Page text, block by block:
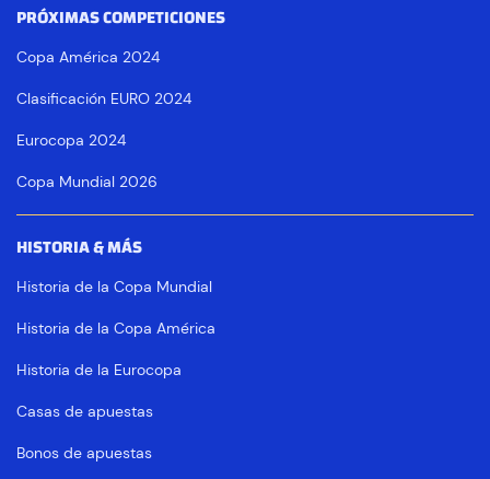
PRÓXIMAS COMPETICIONES
Copa América 2024
Clasificación EURO 2024
Eurocopa 2024
Copa Mundial 2026
HISTORIA & MÁS
Historia de la Copa Mundial
Historia de la Copa América
Historia de la Eurocopa
Casas de apuestas
Bonos de apuestas